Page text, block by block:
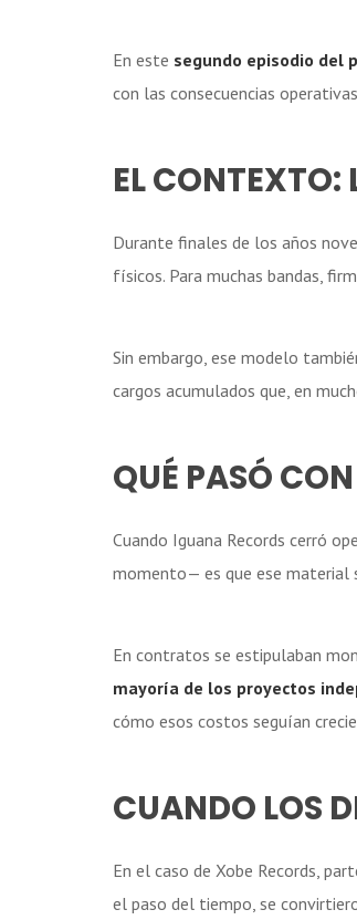
En este segundo episodio del
con las consecuencias
EL CONTEXTO:
Durante finales de los años
físicos. Para muchas bandas,
Sin embargo, ese modelo
cargos acumulados que, en
QUÉ PASÓ
Cuando Iguana Records cerró
momento— es que ese material
En contratos se estipulaban
mayoría de los proyectos
cómo esos costos seguían
CUANDO LOS
En el caso de Xobe Records,
el paso del tiempo, se